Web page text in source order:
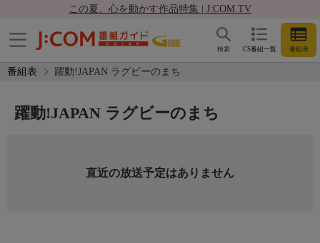
この夏、心を動かす作品特集 | J:COM TV
CS番組一覧 番組表
検索
番組表 躍動!JAPAN ラグビーのまち
躍動!JAPAN ラグビーのまち
直近の放送予定はありません